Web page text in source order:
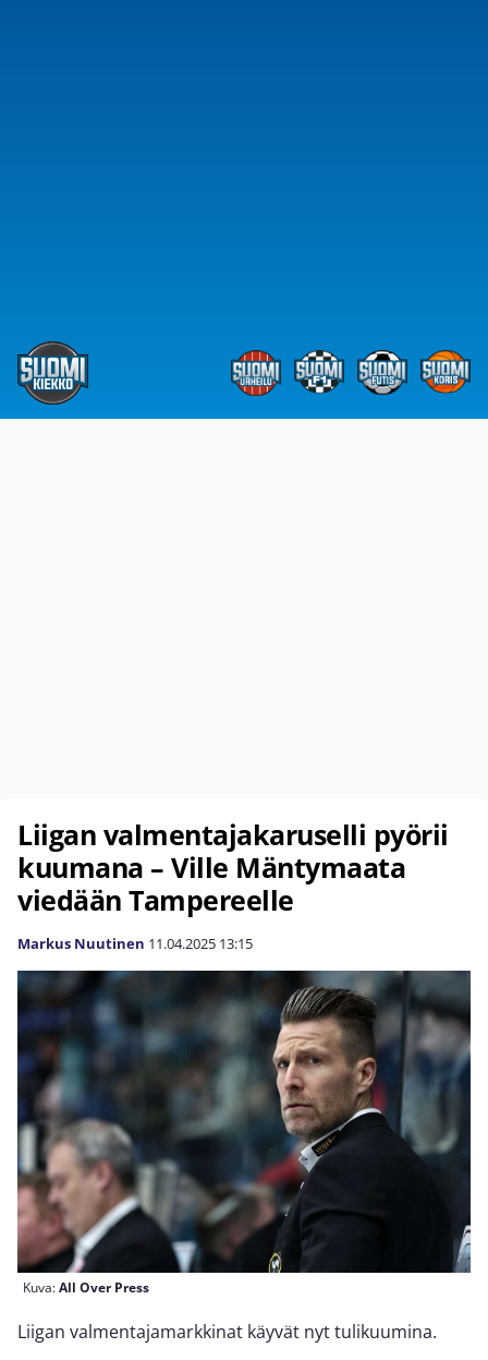
Liigan valmentajakaruselli pyörii
kuumana – Ville Mäntymaata
viedään Tampereelle
Markus Nuutinen 11.04.2025 13:15
Kuva:All Over Press
Liigan valmentajamarkkinat käyvät nyt tulikuumina.